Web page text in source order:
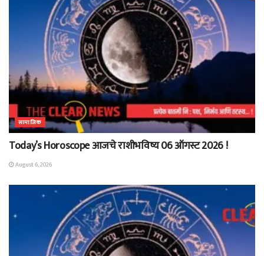
सामाजिक
Today’s Horoscope आजचे राशीभविष्य 06 ऑगस्ट 2026 !
August 6, 2026